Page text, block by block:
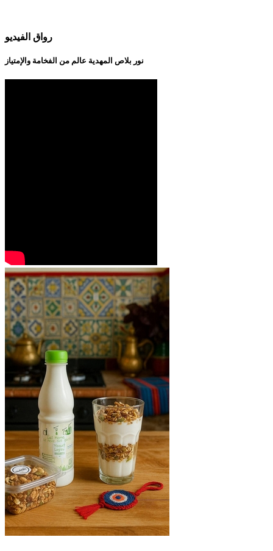
رواق الفيديو
نور بلاص المهدية عالم من الفخامة والإمتياز